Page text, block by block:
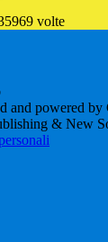
volte
and powered by
& New